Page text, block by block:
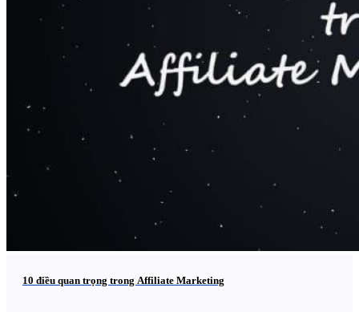
10 điều quan trọng trong Affiliate Marketing